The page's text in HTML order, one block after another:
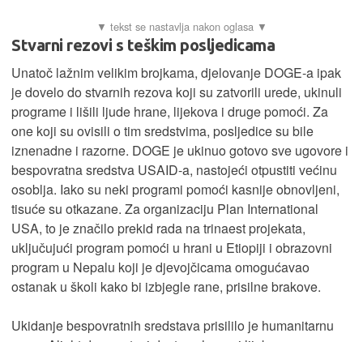
Stvarni rezovi s teškim posljedicama
Unatoč lažnim velikim brojkama, djelovanje DOGE-a ipak
je dovelo do stvarnih rezova koji su zatvorili urede, ukinuli
programe i lišili ljude hrane, lijekova i druge pomoći. Za
one koji su ovisili o tim sredstvima, posljedice su bile
iznenadne i razorne. DOGE je ukinuo gotovo sve ugovore i
bespovratna sredstva USAID-a, nastojeći otpustiti većinu
osoblja. Iako su neki programi pomoći kasnije obnovljeni,
tisuće su otkazane. Za organizaciju Plan International
USA, to je značilo prekid rada na trinaest projekata,
uključujući program pomoći u hrani u Etiopiji i obrazovni
program u Nepalu koji je djevojčicama omogućavao
ostanak u školi kako bi izbjegle rane, prisilne brakove.
Ukidanje bespovratnih sredstava prisililo je humanitarnu